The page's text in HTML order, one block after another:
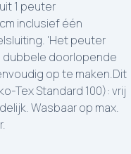
1 peuter
inclusief één
'Het peuter
dubbele doorlopende
op te maken.Dit
Tex Standard 100): vrij
Wasbaar op max.